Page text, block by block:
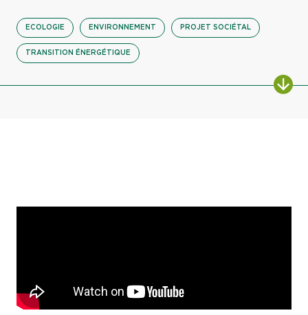
ECOLOGIE ENVIRONNEMENT PROJET SOCIÉTAL
TRANSITION ÉNERGÉTIQUE